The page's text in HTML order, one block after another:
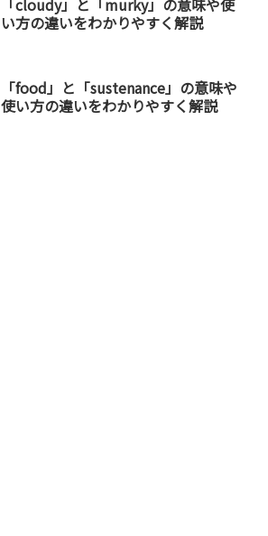
「cloudy」と「murky」の意味や使
い方の違いをわかりやすく解説
「food」と「sustenance」の意味や
使い方の違いをわかりやすく解説